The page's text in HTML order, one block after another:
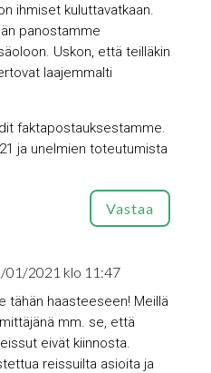
ihmiset kuluttavatkaan.
panostamme
Uskon, että teilläkin
laajemmalti
faktapostauksestamme.
ja unelmien toteutumista
Vastaa
01/2021 klo 11:47
tähän haasteeseen! Meillä
mm. se, että
eivät kiinnosta.
reissuilta asioita ja